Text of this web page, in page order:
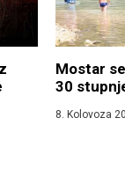
Mostar
30
8. Kolovoza